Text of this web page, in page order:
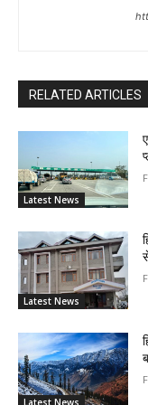
RELATED ARTICLES
Latest News
Latest News
Latest News